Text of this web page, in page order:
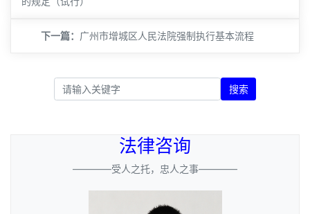
下一篇： ​广州市增城区人民法院强制执行基本流程
搜索
法律咨询
————受人之托，忠人之事————